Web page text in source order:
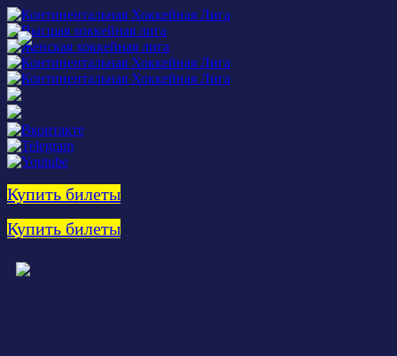
Купить билеты
Купить билеты